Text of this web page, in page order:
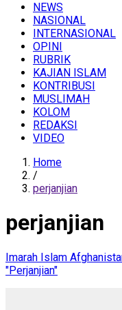
NEWS
NASIONAL
INTERNASIONAL
OPINI
RUBRIK
KAJIAN ISLAM
KONTRIBUSI
MUSLIMAH
KOLOM
REDAKSI
VIDEO
Home
/
perjanjian
perjanjian
Imarah Islam
"Perjanjian"